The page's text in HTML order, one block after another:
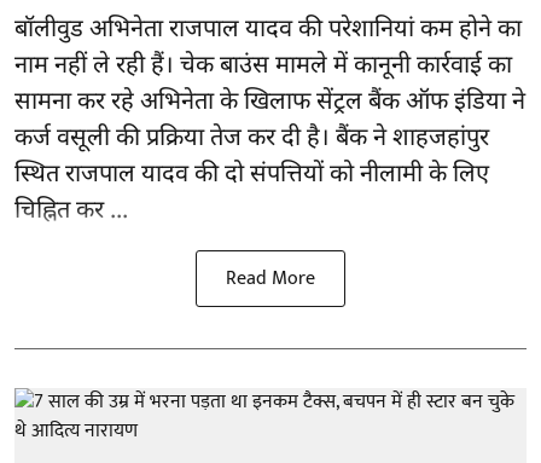
बॉलीवुडअभिनेता राजपाल यादव की परेशानियां कम होने का
नाम नहीं ले रही हैं। चेक बाउंस मामले में कानूनी कार्रवाई का
सामना कर रहे अभिनेता के खिलाफ सेंट्रल बैंक ऑफ इंडिया ने
कर्ज वसूली की प्रक्रिया तेज कर दी है। बैंक ने शाहजहांपुर
स्थित राजपाल यादव की दो संपत्तियों को नीलामी के लिए
चिह्नित कर ...
Read More